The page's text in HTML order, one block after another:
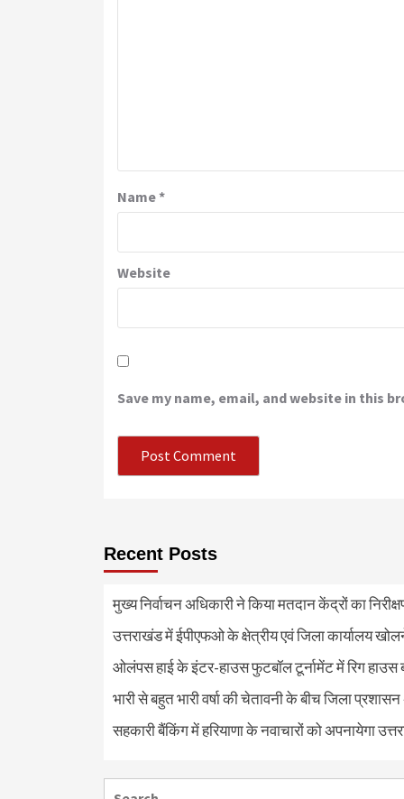
Name*
Website
Save my name, email, and website in this
Recent Posts
मुख्य निर्वाचन अधिकारी ने किया मतदान केंद्रों का
उत्तराखंड में ईपीएफओ के क्षेत्रीय एवं जिला कार्यालय
ओलंपस हाई के इंटर-हाउस फुटबॉल टूर्नामेंट में रिग हाउस
भारी से बहुत भारी वर्षा की चेतावनी के बीच जिला
सहकारी बैंकिंग में हरियाणा के नवाचारों को अपनायेगा